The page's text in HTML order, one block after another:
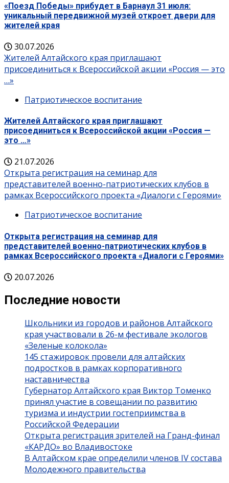
«Поезд Победы» прибудет в Барнаул 31 июля:
уникальный передвижной музей откроет двери для
жителей края
30.07.2026
Жителей Алтайского края приглашают
присоединиться к Всероссийской акции «Россия — это
…»
Патриотическое воспитание
Жителей Алтайского края приглашают
присоединиться к Всероссийской акции «Россия —
это …»
21.07.2026
Открыта регистрация на семинар для
представителей военно-патриотических клубов в
рамках Всероссийского проекта «Диалоги с Героями»
Патриотическое воспитание
Открыта регистрация на семинар для
представителей военно-патриотических клубов в
рамках Всероссийского проекта «Диалоги с Героями»
20.07.2026
Последние новости
Школьники из городов и районов Алтайского
края участвовали в 26-м фестивале экологов
«Зеленые колокола»
145 стажировок провели для алтайских
подростков в рамках корпоративного
наставничества
Губернатор Алтайского края Виктор Томенко
принял участие в совещании по развитию
туризма и индустрии гостеприимства в
Российской Федерации
Открыта регистрация зрителей на Гранд-финал
«КАРДО» во Владивостоке
В Алтайском крае определили членов IV состава
Молодежного правительства